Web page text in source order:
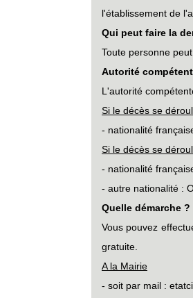
l'établissement de
Qui peut faire la
Toute personne
Autorité
L'autorité
Si le décès se
- nationalité
Si le décès se
- nationalité
- autre nationalité :
Quelle démarche ?
Vous pouvez
gratuite.
A la Mairie
- soit par mail :